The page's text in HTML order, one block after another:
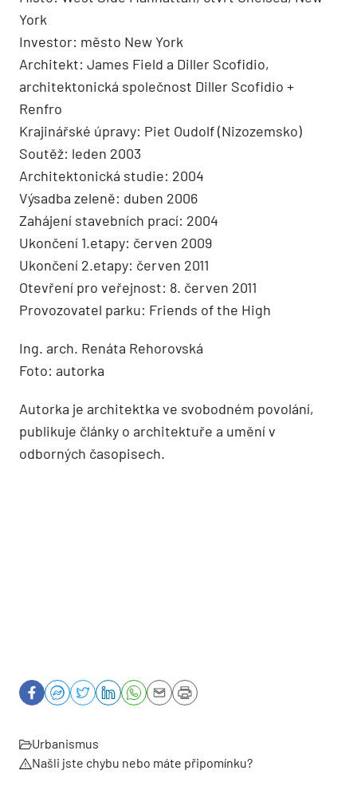
York
Investor: město New York
Architekt: James Field a Diller Scofidio,
architektonická společnost Diller Scofidio +
Renfro
Krajinářské úpravy: Piet Oudolf (Nizozemsko)
Soutěž: leden 2003
Architektonická studie: 2004
Výsadba zeleně: duben 2006
Zahájení stavebních prací: 2004
Ukončení 1.etapy: červen 2009
Ukončení 2.etapy: červen 2011
Otevření pro veřejnost: 8. červen 2011
Provozovatel parku: Friends of the High
Ing. arch. Renáta Rehorovská
Foto: autorka
Autorka je architektka ve svobodném povolání,
publikuje články o architektuře a umění v
odborných časopisech.
Urbanismus
Našli jste chybu nebo máte připomínku?